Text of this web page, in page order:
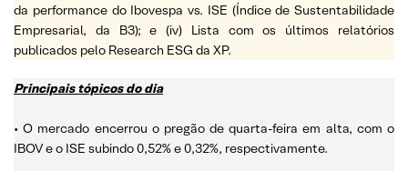
da performance do Ibovespa vs. ISE (Índice de Sustentabilidade
Empresarial, da B3); e (iv) Lista com os últimos relatórios
publicados pelo Research ESG da XP.
Principais tópicos do dia
• O mercado encerrou o pregão de quarta-feira em alta, com o
IBOV e o ISE subindo 0,52% e 0,32%, respectivamente.